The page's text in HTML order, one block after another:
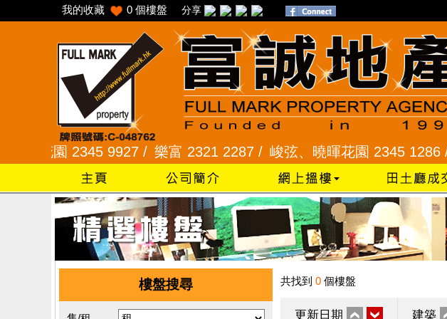
我的收藏 0 個樓盤 分享
花園 2345 9927 / 樂富 2321 2287 / 峻弦、曉暉花園 2345 1286 / 威
樓盤搜尋 共找到 0 個樓盤
更新日期 建築